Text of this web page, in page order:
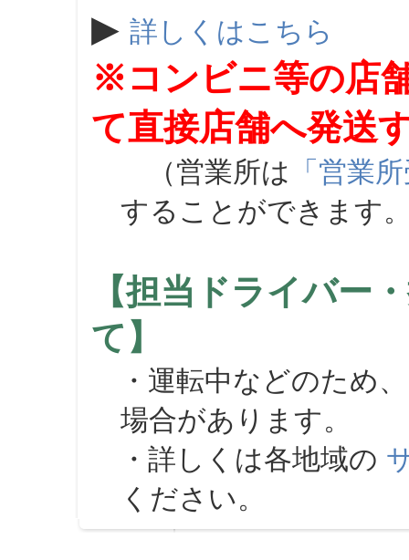
▶ 詳しくはこちら
※コンビニ等の店
て直接店舗へ発送
（営業所は 「営業
することができます
【担当ドライバー
て】
・運転中などのため
場合があります。
・詳しくは各地域の
ください。